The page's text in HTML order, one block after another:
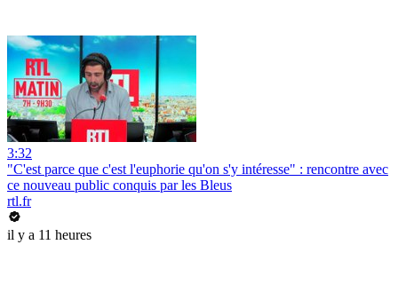
3:32
"C'est parce que c'est l'euphorie qu'on s'y intéresse" : rencontre avec
ce nouveau public conquis par les Bleus
rtl.fr
il y a 11 heures